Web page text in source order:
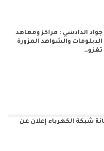
جواد الدادسي : مراكز ومعاهد
الدبلومات والشواهد المزورة
تغزو…
شبكة الكهرباء إعلان عن